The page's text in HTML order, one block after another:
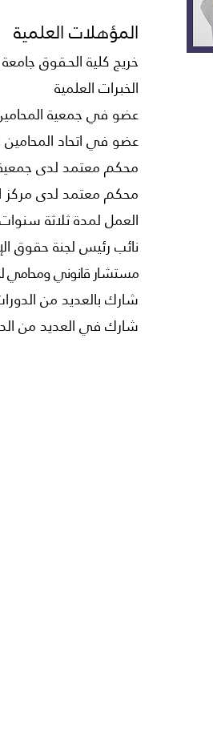
المؤهلات العلمية
خريج كلية الحـقوق جامعة
الخبرات العلمية
عضو في جمعية
عضو في اتحاد
محكم معتمد لدى جمعية
محكم معتمد لدى مركز
العمل لمدة ثلاثة
نائب رئيس لجنة حقوق
مستشار قانوني ومحامي لنقابة
شارك بالعديد من
شارك في العديد من